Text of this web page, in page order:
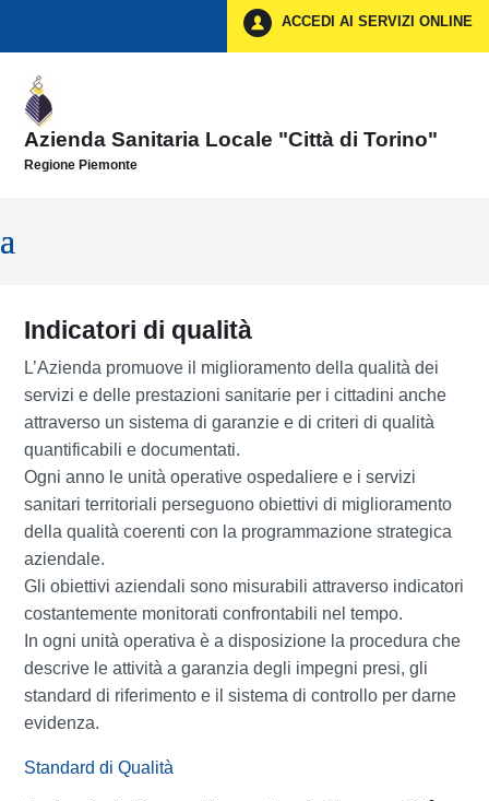
ACCEDI AI SERVIZI ONLINE
Azienda Sanitaria Locale "Città di Torino"
Regione Piemonte
Indicatori di qualità
L’Azienda promuove il miglioramento della qualità dei
servizi e delle prestazioni sanitarie per i cittadini anche
attraverso un sistema di garanzie e di criteri di qualità
quantificabili e documentati.
Ogni anno le unità operative ospedaliere e i servizi
sanitari territoriali perseguono obiettivi di miglioramento
della qualità coerenti con la programmazione strategica
aziendale.
Gli obiettivi aziendali sono misurabili attraverso indicatori
costantemente monitorati confrontabili nel tempo.
In ogni unità operativa è a disposizione la procedura che
descrive le attività a garanzia degli impegni presi, gli
standard di riferimento e il sistema di controllo per darne
evidenza.
Standard di Qualità